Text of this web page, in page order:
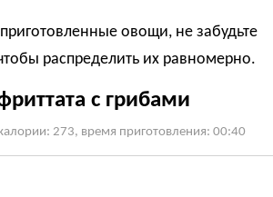
овощи, не забудьте
распределить их равномерно.
с грибами
273, время приготовления: 00:40